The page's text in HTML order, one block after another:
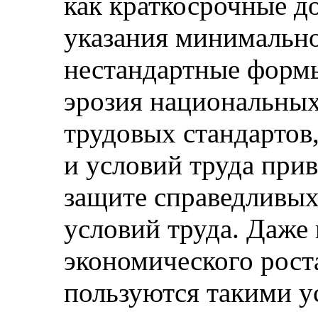
указания
нестандартные
эрозия
трудовых
и условий труда
защите
условий труда.
экономического
пользуются такими